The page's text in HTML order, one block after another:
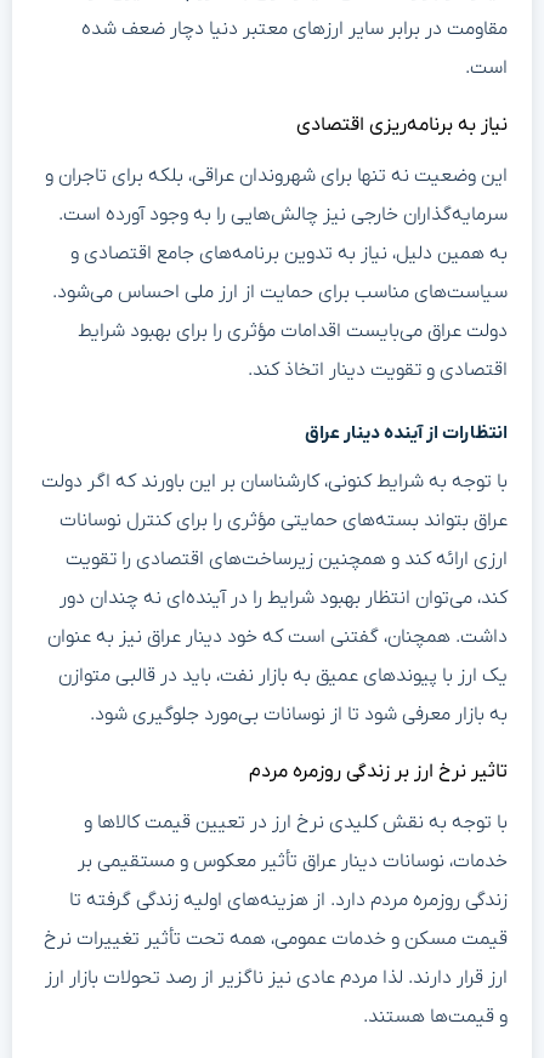
مقاومت در برابر سایر ارزهای معتبر دنیا دچار ضعف شده
است.
نیاز به برنامه‌ریزی اقتصادی
این وضعیت نه تنها برای شهروندان عراقی، بلکه برای تاجران و
سرمایه‌گذاران خارجی نیز چالش‌هایی را به وجود آورده است.
به همین دلیل، نیاز به تدوین برنامه‌های جامع اقتصادی و
سیاست‌های مناسب برای حمایت از ارز ملی احساس می‌شود.
دولت عراق می‌بایست اقدامات مؤثری را برای بهبود شرایط
اقتصادی و تقویت دینار اتخاذ کند.
انتظارات از آینده دینار عراق
با توجه به شرایط کنونی، کارشناسان بر این باورند که اگر دولت
عراق بتواند بسته‌های حمایتی مؤثری را برای کنترل نوسانات
ارزی ارائه کند و همچنین زیرساخت‌های اقتصادی را تقویت
کند، می‌توان انتظار بهبود شرایط را در آینده‌ای نه چندان دور
داشت. همچنان، گفتنی است که خود دینار عراق نیز به عنوان
یک ارز با پیوندهای عمیق به بازار نفت، باید در قالبی متوازن
به بازار معرفی شود تا از نوسانات بی‌مورد جلوگیری شود.
تاثیر نرخ ارز بر زندگی روزمره مردم
با توجه به نقش کلیدی نرخ ارز در تعیین قیمت کالاها و
خدمات، نوسانات دینار عراق تأثیر معکوس و مستقیمی بر
زندگی روزمره مردم دارد. از هزینه‌های اولیه زندگی گرفته تا
قیمت مسکن و خدمات عمومی، همه تحت تأثیر تغییرات نرخ
ارز قرار دارند. لذا مردم عادی نیز ناگزیر از رصد تحولات بازار ارز
و قیمت‌ها هستند.